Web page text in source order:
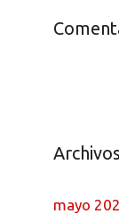
Archivos
mayo